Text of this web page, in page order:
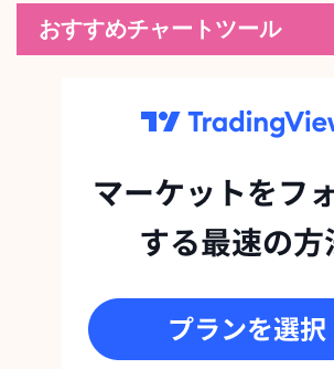
おすすめチャートツール